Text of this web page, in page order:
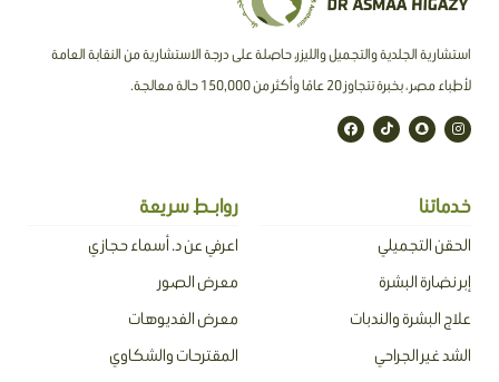
استشارية الجلدية والتجميل والليزر، حاصلة على درجة الاستشارية من النقابة العامة
لأطباء مصر ، بخبرة تتجاوز 20 عامًا وأكثر من 150,000 حالة معالجة.
I
n
s
a
S
n
a
a
t
T
i
k
F
a
c
خدماتنا
الحقن التجميلي
إبر نضارة البشرة
علاج البشرة والندبات
الشد غير الجراحي
روابـط سريعة
اعرفي عن د. أسماء حجازي
معرض الصور
معرض الفديوهات
المقترحات والشكاوي